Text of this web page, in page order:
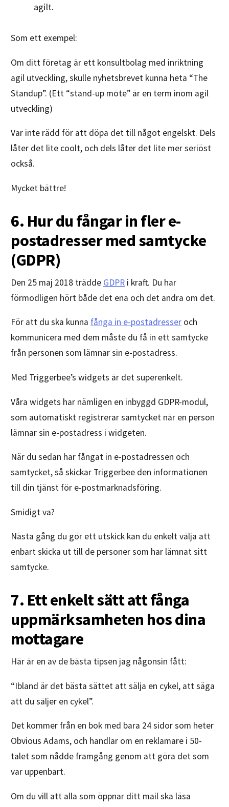
agilt.
Som ett exempel:
Om ditt företag är ett konsultbolag med inriktning
agil utveckling, skulle nyhetsbrevet kunna heta “The
Standup”. (Ett “stand-up möte” är en term inom agil
utveckling)
Var inte rädd för att döpa det till något engelskt. Dels
låter det lite coolt, och dels låter det lite mer seriöst
också.
Mycket bättre!
6. Hur du fångar in fler e-
postadresser med samtycke
(GDPR)
Den 25 maj 2018 trädde GDPR i kraft. Du har
förmodligen hört både det ena och det andra om det.
För att du ska kunna fånga in e-postadresser och
kommunicera med dem måste du få in ett samtycke
från personen som lämnar sin e-postadress.
Med Triggerbee’s widgets är det superenkelt.
Våra widgets har nämligen en inbyggd GDPR-modul,
som automatiskt registrerar samtycket när en person
lämnar sin e-postadress i widgeten.
När du sedan har fångat in e-postadressen och
samtycket, så skickar Triggerbee den informationen
till din tjänst för e-postmarknadsföring.
Smidigt va?
Nästa gång du gör ett utskick kan du enkelt välja att
enbart skicka ut till de personer som har lämnat sitt
samtycke.
7. Ett enkelt sätt att fånga
uppmärksamheten hos dina
mottagare
Här är en av de bästa tipsen jag någonsin fått:
“Ibland är det bästa sättet att sälja en cykel, att säga
att du säljer en cykel”.
Det kommer från en bok med bara 24 sidor som heter
Obvious Adams, och handlar om en reklamare i 50-
talet som nådde framgång genom att göra det som
var uppenbart.
Om du vill att alla som öppnar ditt mail ska läsa